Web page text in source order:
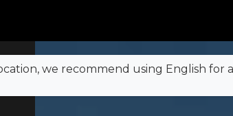
we recommend using English for